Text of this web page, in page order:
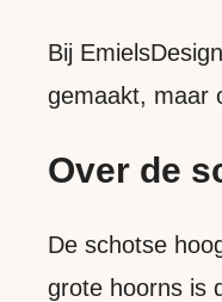
Bij
gemaakt, maar
Over de
De schotse
grote hoorns is